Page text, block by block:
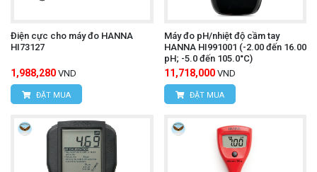
Điện cực cho máy đo HANNA
HI73127
1,988,280 VND
ĐẶT MUA
Máy đo pH/nhiệt độ cầm tay
HANNA HI991001 (-2.00 đến 16.00
pH; -5.0 đến 105.0°C)
11,718,000 VND
ĐẶT MUA